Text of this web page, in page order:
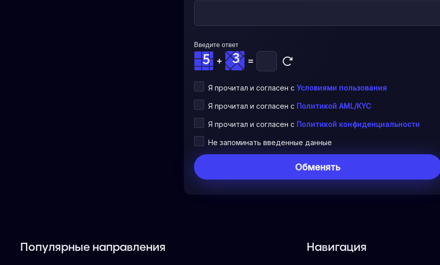
Введите ответ
+ =
Я прочитал и согласен сУсловиями пользования
Я прочитал и согласен с Политикой AML/KYC
Я прочитал и согласен с Политикой конфиденциальности
Не запоминать введенные данные
Популярные направления Навигация